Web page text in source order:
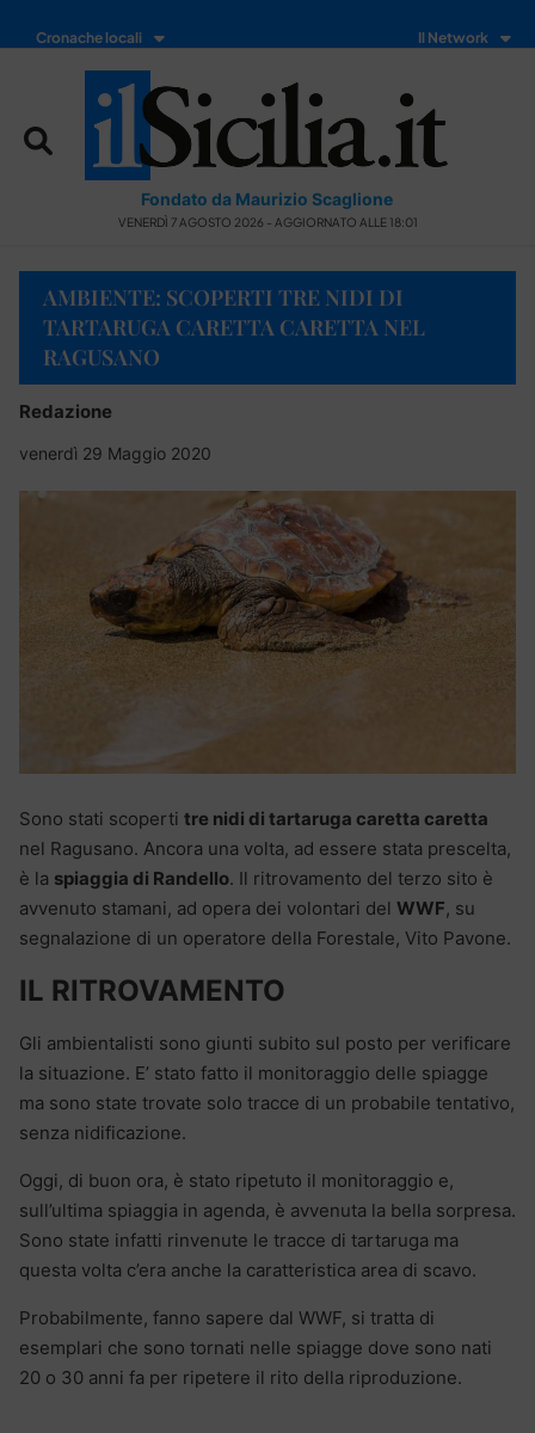
Cronache locali Il Network
Fondato da Maurizio Scaglione
VENERDÌ 7 AGOSTO 2026 - AGGIORNATO ALLE 18:01
AMBIENTE: SCOPERTI TRE NIDI DI
TARTARUGA CARETTA CARETTA NEL
RAGUSANO
Redazione
venerdì 29 Maggio 2020
Sono stati scoperti tre nidi di tartaruga caretta caretta
nel Ragusano. Ancora una volta, ad essere stata prescelta,
è la spiaggia di Randello. Il ritrovamento del terzo sito è
avvenuto stamani, ad opera dei volontari del WWF, su
segnalazione di un operatore della Forestale, Vito Pavone.
IL RITROVAMENTO
Gli ambientalisti sono giunti subito sul posto per verificare
la situazione. E’ stato fatto il monitoraggio delle spiagge
ma sono state trovate solo tracce di un probabile tentativo,
senza nidificazione.
Oggi, di buon ora, è stato ripetuto il monitoraggio e,
sull’ultima spiaggia in agenda, è avvenuta la bella sorpresa.
Sono state infatti rinvenute le tracce di tartaruga ma
questa volta c’era anche la caratteristica area di scavo.
Probabilmente, fanno sapere dal WWF, si tratta di
esemplari che sono tornati nelle spiagge dove sono nati
20 o 30 anni fa per ripetere il rito della riproduzione.